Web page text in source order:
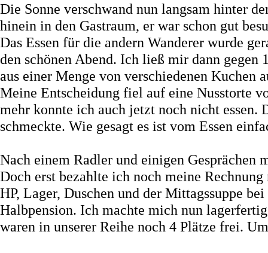
Die Sonne verschwand nun langsam hinter
hinein in den Gastraum, er war schon gut
Das Essen für die andern Wanderer wurde
den schönen Abend. Ich ließ mir dann
aus einer Menge von verschiedenen Kuchen
Meine Entscheidung fiel auf eine Nusstorte
mehr konnte ich auch jetzt noch nicht
schmeckte. Wie gesagt es ist vom Essen
Nach einem Radler und einigen Gesprächen
Doch erst bezahlte ich noch meine
HP, Lager, Duschen und der Mittagssuppe
Halbpension. Ich machte mich nun
waren in unserer Reihe noch 4 Plätze frei.